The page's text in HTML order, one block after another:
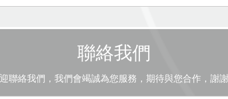
聯絡我們
聯絡我們，我們會竭誠為您服務，期待與您合作，謝